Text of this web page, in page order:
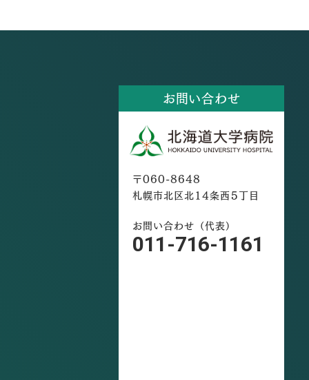
お問い合わせ
〒060-8648
札幌市北区北14条西5丁目
お問い合わせ（代表）
011-716-1161